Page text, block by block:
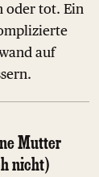
oder tot. Ein
auf
Mutter
nicht)